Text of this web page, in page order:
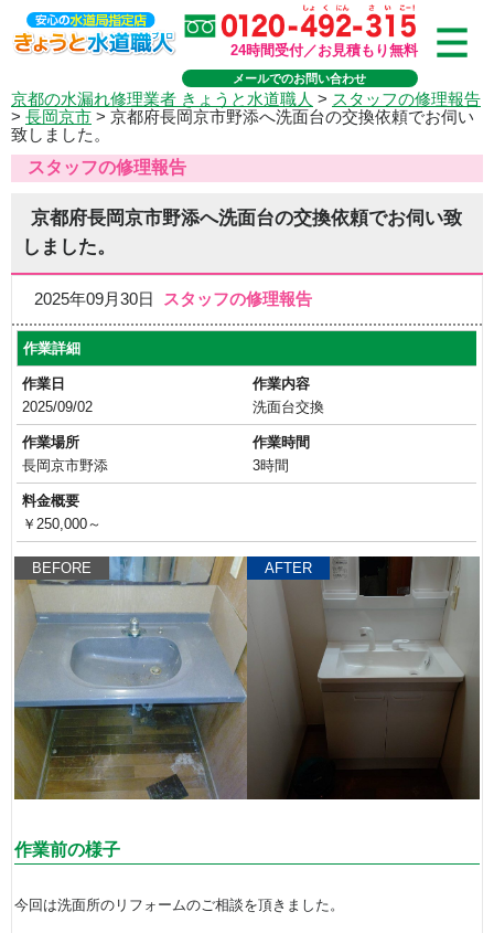
24時間受付／お見積もり無料
メールでのお問い合わせ
京都の水漏れ修理業者 きょうと水道職人 > スタッフの修理報告
> 長岡京市 > 京都府長岡京市野添へ洗面台の交換依頼でお伺い
致しました。
スタッフの修理報告
京都府長岡京市野添へ洗面台の交換依頼でお伺い致
しました。
2025年09月30日 スタッフの修理報告
作業詳細
作業日
2025/09/02
作業内容
洗面台交換
作業場所
長岡京市野添
作業時間
3時間
料金概要
￥250,000～
BEFORE AFTER
作業前の様子
今回は洗面所のリフォームのご相談を頂きました。